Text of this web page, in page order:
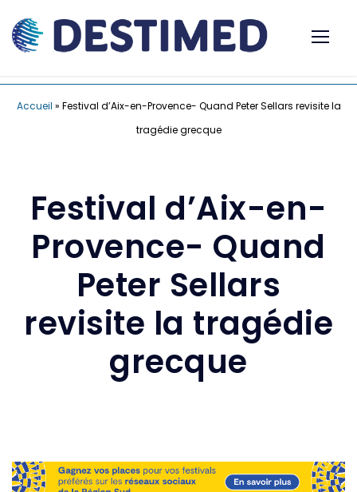
Accueil » Festival d’Aix-en-Provence- Quand Peter Sellars revisite la
tragédie grecque
Festival d’Aix-en-
Provence- Quand
Peter Sellars
revisite la tragédie
grecque